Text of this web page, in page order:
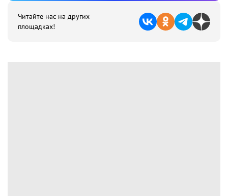
Читайте нас на других
площадках!